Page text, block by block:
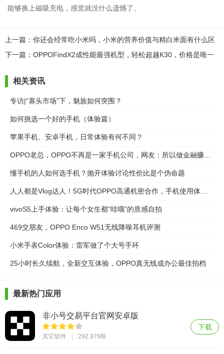
能够换上磁吸充电，感觉就没什么遗憾了。
上一篇：你还会经常吃小米吗，小米的营养价值与精白米面有什么区
别？
下一篇：OPPOFindX2成性能最强机型，轻松超越K30，价格是唯一
相关资讯
专访|“寡头市场”下，魅族如何突围？
如何挑选一个好的手机（体验篇）
苹果手机、安卓手机，日常体验有何不同？
懂手机的人如何选手机？抛开体验讨论性价比是个伪命题
vivoS5上手体验：让每个女生都“哇哦”的质感自拍
469交朋友，OPPO Enco W51无线降噪耳机评测
小米手表Color体验：雷军做了个大号手环
25小时长久续航，全新交互体验，OPPO真无线成办公最佳拍档
最新热门应用
非小号交易平台官网安卓版
其它软件 292.97MB
下载